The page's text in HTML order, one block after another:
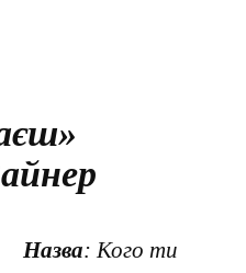
Назва: Кого ти